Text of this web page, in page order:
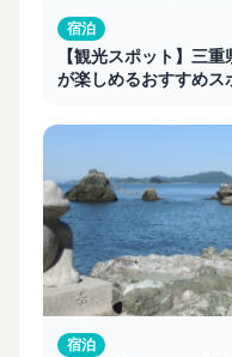
宿泊
【観光スポット】三
が楽しめるおすすめス
宿泊